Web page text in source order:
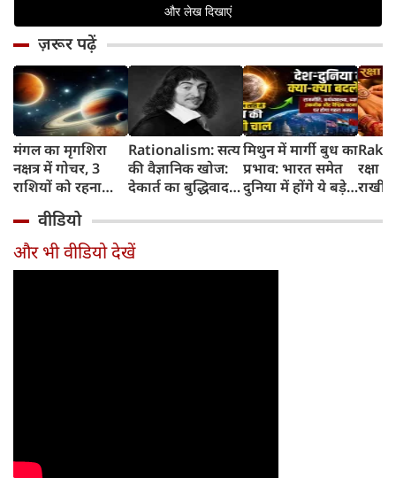
ज़रूर पढ़ें
मंगल का मृगशिरा
नक्षत्र में गोचर, 3
राशियों को रहना
सावधान
Rationalism: सत्य
की वैज्ञानिक खोज:
देकार्त का बुद्धिवाद
का जन्म
मिथुन में मार्गी बुध का
प्रभाव: भारत समेत
दुनिया में होंगे ये बड़े
रक्षा
राखी
वीडियो
और भी वीडियो देखें